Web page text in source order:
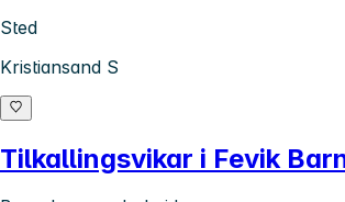
Sted
Kristiansand S
Tilkallingsvikar i Fevik